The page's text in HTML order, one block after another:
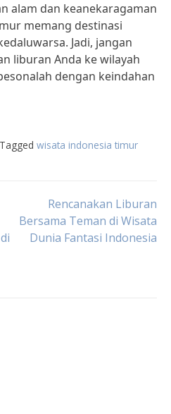
alam dan keanekaragaman
memang destinasi
Jadi, jangan
liburan Anda ke wilayah
dengan keindahan
Tagged wisata indonesia timur
Rencanakan Liburan
Bersama Teman di Wisata
Dunia Fantasi Indonesia